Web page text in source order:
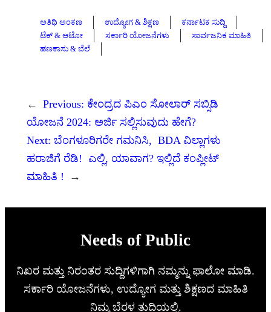
ಅತಿಥಿ ಅಂಕಣ ಉದ್ಯೋಗ & ಶಿಕ್ಷಣ
ಕರ್ನಾಟಕ ಸುದ್ದಿ
ಟೆಕ್ & ಆಟೋ
ಸರ್ಕಾರಿ ಯೋಜನೆಗಳು
ಸಾರ್ವಜನಿಕ ಮಾಹಿತಿ
ಹಣಕಾಸು & ಬೆಲೆ
← Previous: ಕೇಂದ್ರದ ಪಿಎಂ ಸೋಲಾರ್ ಸಬ್ಸಿಡಿ
ಯೋಜನೆ 2024: ಅರ್ಜಿ ಸಲ್ಲಿಸುವುದು ಹೇಗೆ?
Next: ಬೆಂಗಳೂರಿಗರೇ ಗಮನಿಸಿ, BDA ವಿಲ್ಲಾಗಳು
ಹರಾಜಿಗೆ ರೆಡಿ! ಎಲ್ಲಿ, ಯಾವಾಗ? ಇಲ್ಲಿದೆ ಕಂಪ್ಲೀಟ್
ಮಾಹಿತಿ !
→
Needs of Public
ನಿಖರ ಮತ್ತು ನಿರಂತರ ಸುದ್ದಿಗಳಿಗಾಗಿ ನಮ್ಮನ್ನು ಫಾಲೋ ಮಾಡಿ.
ಸರ್ಕಾರಿ ಯೋಜನೆಗಳು, ಉದ್ಯೋಗ ಮತ್ತು ಶಿಕ್ಷಣದ ಮಾಹಿತಿ
ನಿಮ್ಮ ಬೆರಳ ತುದಿಯಲ್ಲಿ.